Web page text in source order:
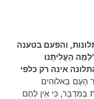
והפעם בטענה
הֶעֱלִיתֻנוּ
אינה רק כלפי
הָעָם בֵּאלֹוהִים
בַּמִּדְבָּר, כִּי אֵין לֶחֶם